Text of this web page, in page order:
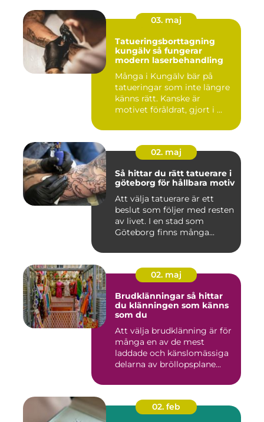
03. maj
Tatueringsborttagning
kungälv så fungerar
modern laserbehandling
Många i Kungälv bär på
tatueringar som inte längre
känns rätt. Kanske är
motivet föråldrat, gjort i ...
02. maj
Så hittar du rätt tatuerare i
göteborg för hållbara motiv
Att välja tatuerare är ett
beslut som följer med resten
av livet. I en stad som
Göteborg finns många...
02. maj
Brudklänningar så hittar
du klänningen som känns
som du
Att välja brudklänning är för
många en av de mest
laddade och känslomässiga
delarna av bröllopsplane...
02. feb